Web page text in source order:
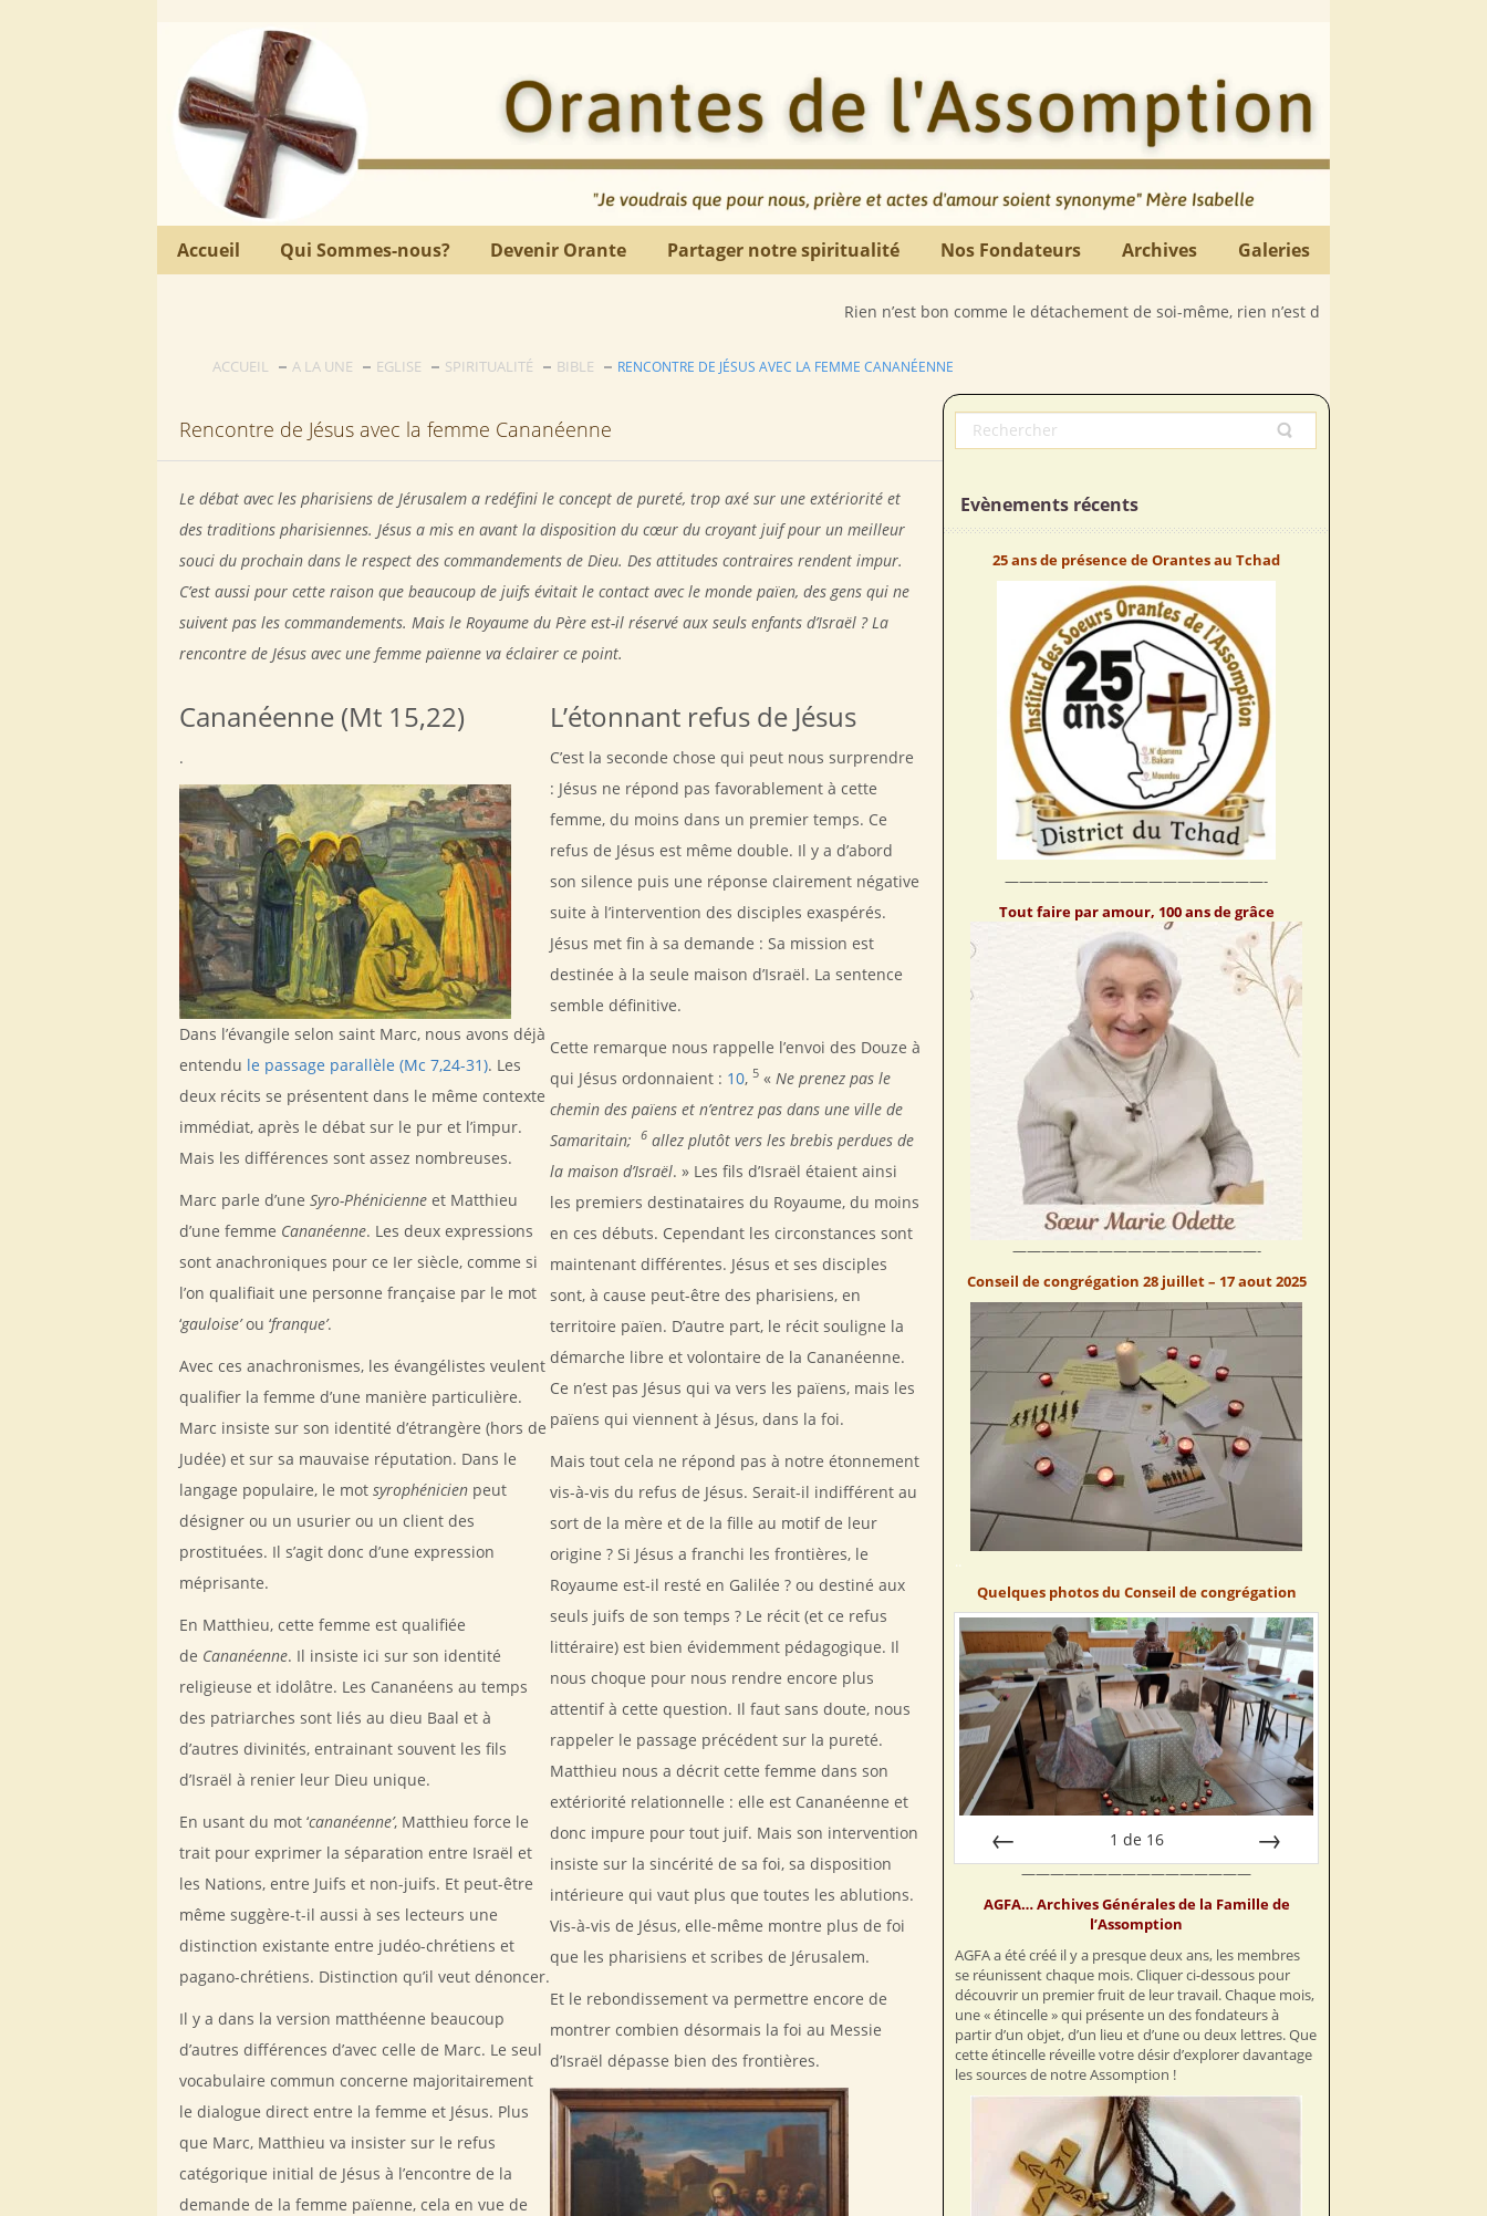
Accueil Qui Sommes-nous? Devenir Orante Partager notre spiritualité Nos Fondateurs Archives Galeries
Rien n’est bon comme le détachement de soi-même, rien n’est déplorable comme la paresse
ACCUEIL A LA UNE EGLISE SPIRITUALITÉ BIBLE RENCONTRE DE JÉSUS AVEC LA FEMME CANANÉENNE
Rencontre de Jésus avec la femme Cananéenne
Le débat avec les pharisiens de Jérusalem a redéfini le concept de pureté, trop axé sur une extériorité et
des traditions pharisiennes. Jésus a mis en avant la disposition du cœur du croyant juif pour un meilleur
souci du prochain dans le respect des commandements de Dieu. Des attitudes contraires rendent impur.
C’est aussi pour cette raison que beaucoup de juifs évitait le contact avec le monde païen, des gens qui ne
suivent pas les commandements. Mais le Royaume du Père est-il réservé aux seuls enfants d’Israël ? La
rencontre de Jésus avec une femme païenne va éclairer ce point.
Cananéenne (Mt 15,22)
.
Dans l’évangile selon saint Marc, nous avons déjà
entendu le passage parallèle (Mc 7,24-31). Les
deux récits se présentent dans le même contexte
immédiat, après le débat sur le pur et l’impur.
Mais les différences sont assez nombreuses.
Marc parle d’une Syro-Phénicienne et Matthieu
d’une femme Cananéenne. Les deux expressions
sont anachroniques pour ce Ier siècle, comme si
l’on qualifiait une personne française par le mot
‘gauloise’ou ‘franque’.
Avec ces anachronismes, les évangélistes veulent
qualifier la femme d’une manière particulière.
Marc insiste sur son identité d’étrangère (hors de
Judée) et sur sa mauvaise réputation. Dans le
langage populaire, le mot syrophénicien peut
désigner ou un usurier ou un client des
prostituées. Il s’agit donc d’une expression
méprisante.
En Matthieu, cette femme est qualifiée
de Cananéenne. Il insiste ici sur son identité
religieuse et idolâtre. Les Cananéens au temps
des patriarches sont liés au dieu Baal et à
d’autres divinités, entrainant souvent les fils
d’Israël à renier leur Dieu unique.
En usant du mot ‘cananéenne’, Matthieu force le
trait pour exprimer la séparation entre Israël et
les Nations, entre Juifs et non-juifs. Et peut-être
même suggère-t-il aussi à ses lecteurs une
distinction existante entre judéo-chrétiens et
pagano-chrétiens. Distinction qu’il veut dénoncer.
Il y a dans la version matthéenne beaucoup
d’autres différences d’avec celle de Marc. Le seul
vocabulaire commun concerne majoritairement
le dialogue direct entre la femme et Jésus. Plus
que Marc, Matthieu va insister sur le refus
catégorique initial de Jésus à l’encontre de la
demande de la femme païenne, cela en vue de
L’étonnant refus de Jésus
C’est la seconde chose qui peut nous surprendre
: Jésus ne répond pas favorablement à cette
femme, du moins dans un premier temps. Ce
refus de Jésus est même double. Il y a d’abord
son silence puis une réponse clairement négative
suite à l’intervention des disciples exaspérés.
Jésus met fin à sa demande : Sa mission est
destinée à la seule maison d’Israël. La sentence
semble définitive.
Cette remarque nous rappelle l’envoi des Douze à
qui Jésus ordonnaient : 10,5 « Ne prenez pas le
chemin des païens et n’entrez pas dans une ville de
Samaritain;6 allez plutôt vers les brebis perdues de
la maison d’Israël. » Les fils d’Israël étaient ainsi
les premiers destinataires du Royaume, du moins
en ces débuts. Cependant les circonstances sont
maintenant différentes. Jésus et ses disciples
sont, à cause peut-être des pharisiens, en
territoire païen. D’autre part, le récit souligne la
démarche libre et volontaire de la Cananéenne.
Ce n’est pas Jésus qui va vers les païens, mais les
païens qui viennent à Jésus, dans la foi.
Mais tout cela ne répond pas à notre étonnement
vis-à-vis du refus de Jésus. Serait-il indifférent au
sort de la mère et de la fille au motif de leur
origine ? Si Jésus a franchi les frontières, le
Royaume est-il resté en Galilée ? ou destiné aux
seuls juifs de son temps ? Le récit (et ce refus
littéraire) est bien évidemment pédagogique. Il
nous choque pour nous rendre encore plus
attentif à cette question. Il faut sans doute, nous
rappeler le passage précédent sur la pureté.
Matthieu nous a décrit cette femme dans son
extériorité relationnelle : elle est Cananéenne et
donc impure pour tout juif. Mais son intervention
insiste sur la sincérité de sa foi, sa disposition
intérieure qui vaut plus que toutes les ablutions.
Vis-à-vis de Jésus, elle-même montre plus de foi
que les pharisiens et scribes de Jérusalem.
Et le rebondissement va permettre encore de
montrer combien désormais la foi au Messie
d’Israël dépasse bien des frontières.
Evènements récents
25 ans de présence de Orantes au Tchad
——————————————————-
Tout faire par amour, 100 ans de grâce
—————————————————-
Conseil de congrégation 28 juillet – 17 aout 2025
Quelques photos du Conseil de congrégation
1 de 16
————————————————
AGFA… Archives Générales de la Famille de
l’Assomption
AGFA a été créé il y a presque deux ans, les membres
se réunissent chaque mois. Cliquer ci-dessous pour
découvrir un premier fruit de leur travail. Chaque mois,
une « étincelle » qui présente un des fondateurs à
partir d’un objet, d’un lieu et d’une ou deux lettres. Que
cette étincelle réveille votre désir d’explorer davantage
les sources de notre Assomption !